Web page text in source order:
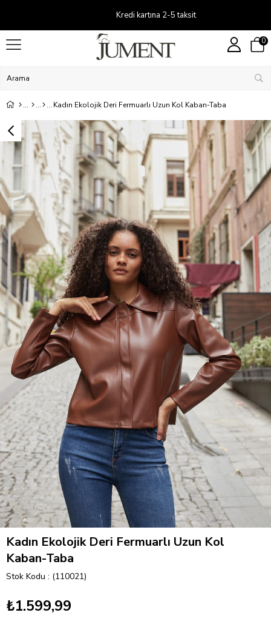
Kredi kartına 2-5 taksit
0
Kadın Ekolojik Deri Fermuarlı Uzun Kol Kaban-Taba
Kadın Ekolojik Deri Fermuarlı Uzun Kol
Kaban-Taba
Stok Kodu (110021)
₺1.599,99